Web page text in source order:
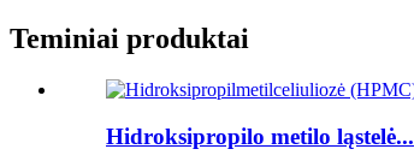
Teminiai produktai
Hidroksipropilo metilo ląstelė...